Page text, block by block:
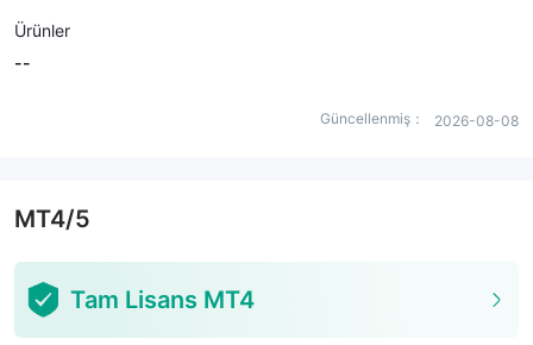
Ürünler
--
Güncellenmiş： 2026-08-08
MT4/5
Tam Lisans MT4